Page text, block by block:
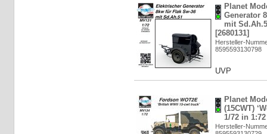
Planet
Generator
mit
[2680131]
Hersteller-
8595593130798
UVP
Planet
(15CWT)
1/72 in
Hersteller-